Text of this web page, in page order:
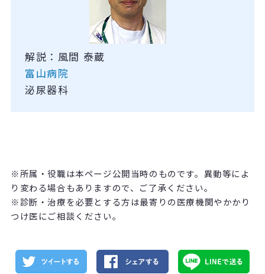
解説：風間 泰蔵
富山病院
泌尿器科
※所属・役職は本ページ公開当時のものです。異動等によ
り変わる場合もありますので、ご了承ください。
※診断・治療を必要とする方は最寄りの医療機関やかかり
つけ医にご相談ください。